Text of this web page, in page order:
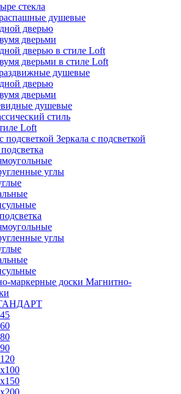
стекла
душевые
дверью
дверьми
дверью в стиле Loft
дверьми в стиле Loft
душевые
дверью
дверьми
душевые
стиль
Loft
Зеркала с подсветкой
углы
углы
Магнитно-